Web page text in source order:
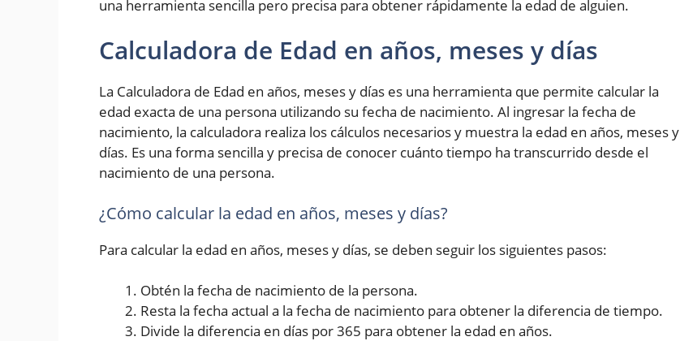
una herramienta sencilla pero precisa para obtener rápidamente la edad de alguien.
Calculadora de Edad en años, meses y días
La Calculadora de Edad en años, meses y días es una herramienta que permite calcular la
edad exacta de una persona utilizando su fecha de nacimiento. Al ingresar la fecha de
nacimiento, la calculadora realiza los cálculos necesarios y muestra la edad en años, meses y
días. Es una forma sencilla y precisa de conocer cuánto tiempo ha transcurrido desde el
nacimiento de una persona.
¿Cómo calcular la edad en años, meses y días?
Para calcular la edad en años, meses y días, se deben seguir los siguientes pasos:
Obtén la fecha de nacimiento de la persona.
Resta la fecha actual a la fecha de nacimiento para obtener la diferencia de tiempo.
Divide la diferencia en días por 365 para obtener la edad en años.